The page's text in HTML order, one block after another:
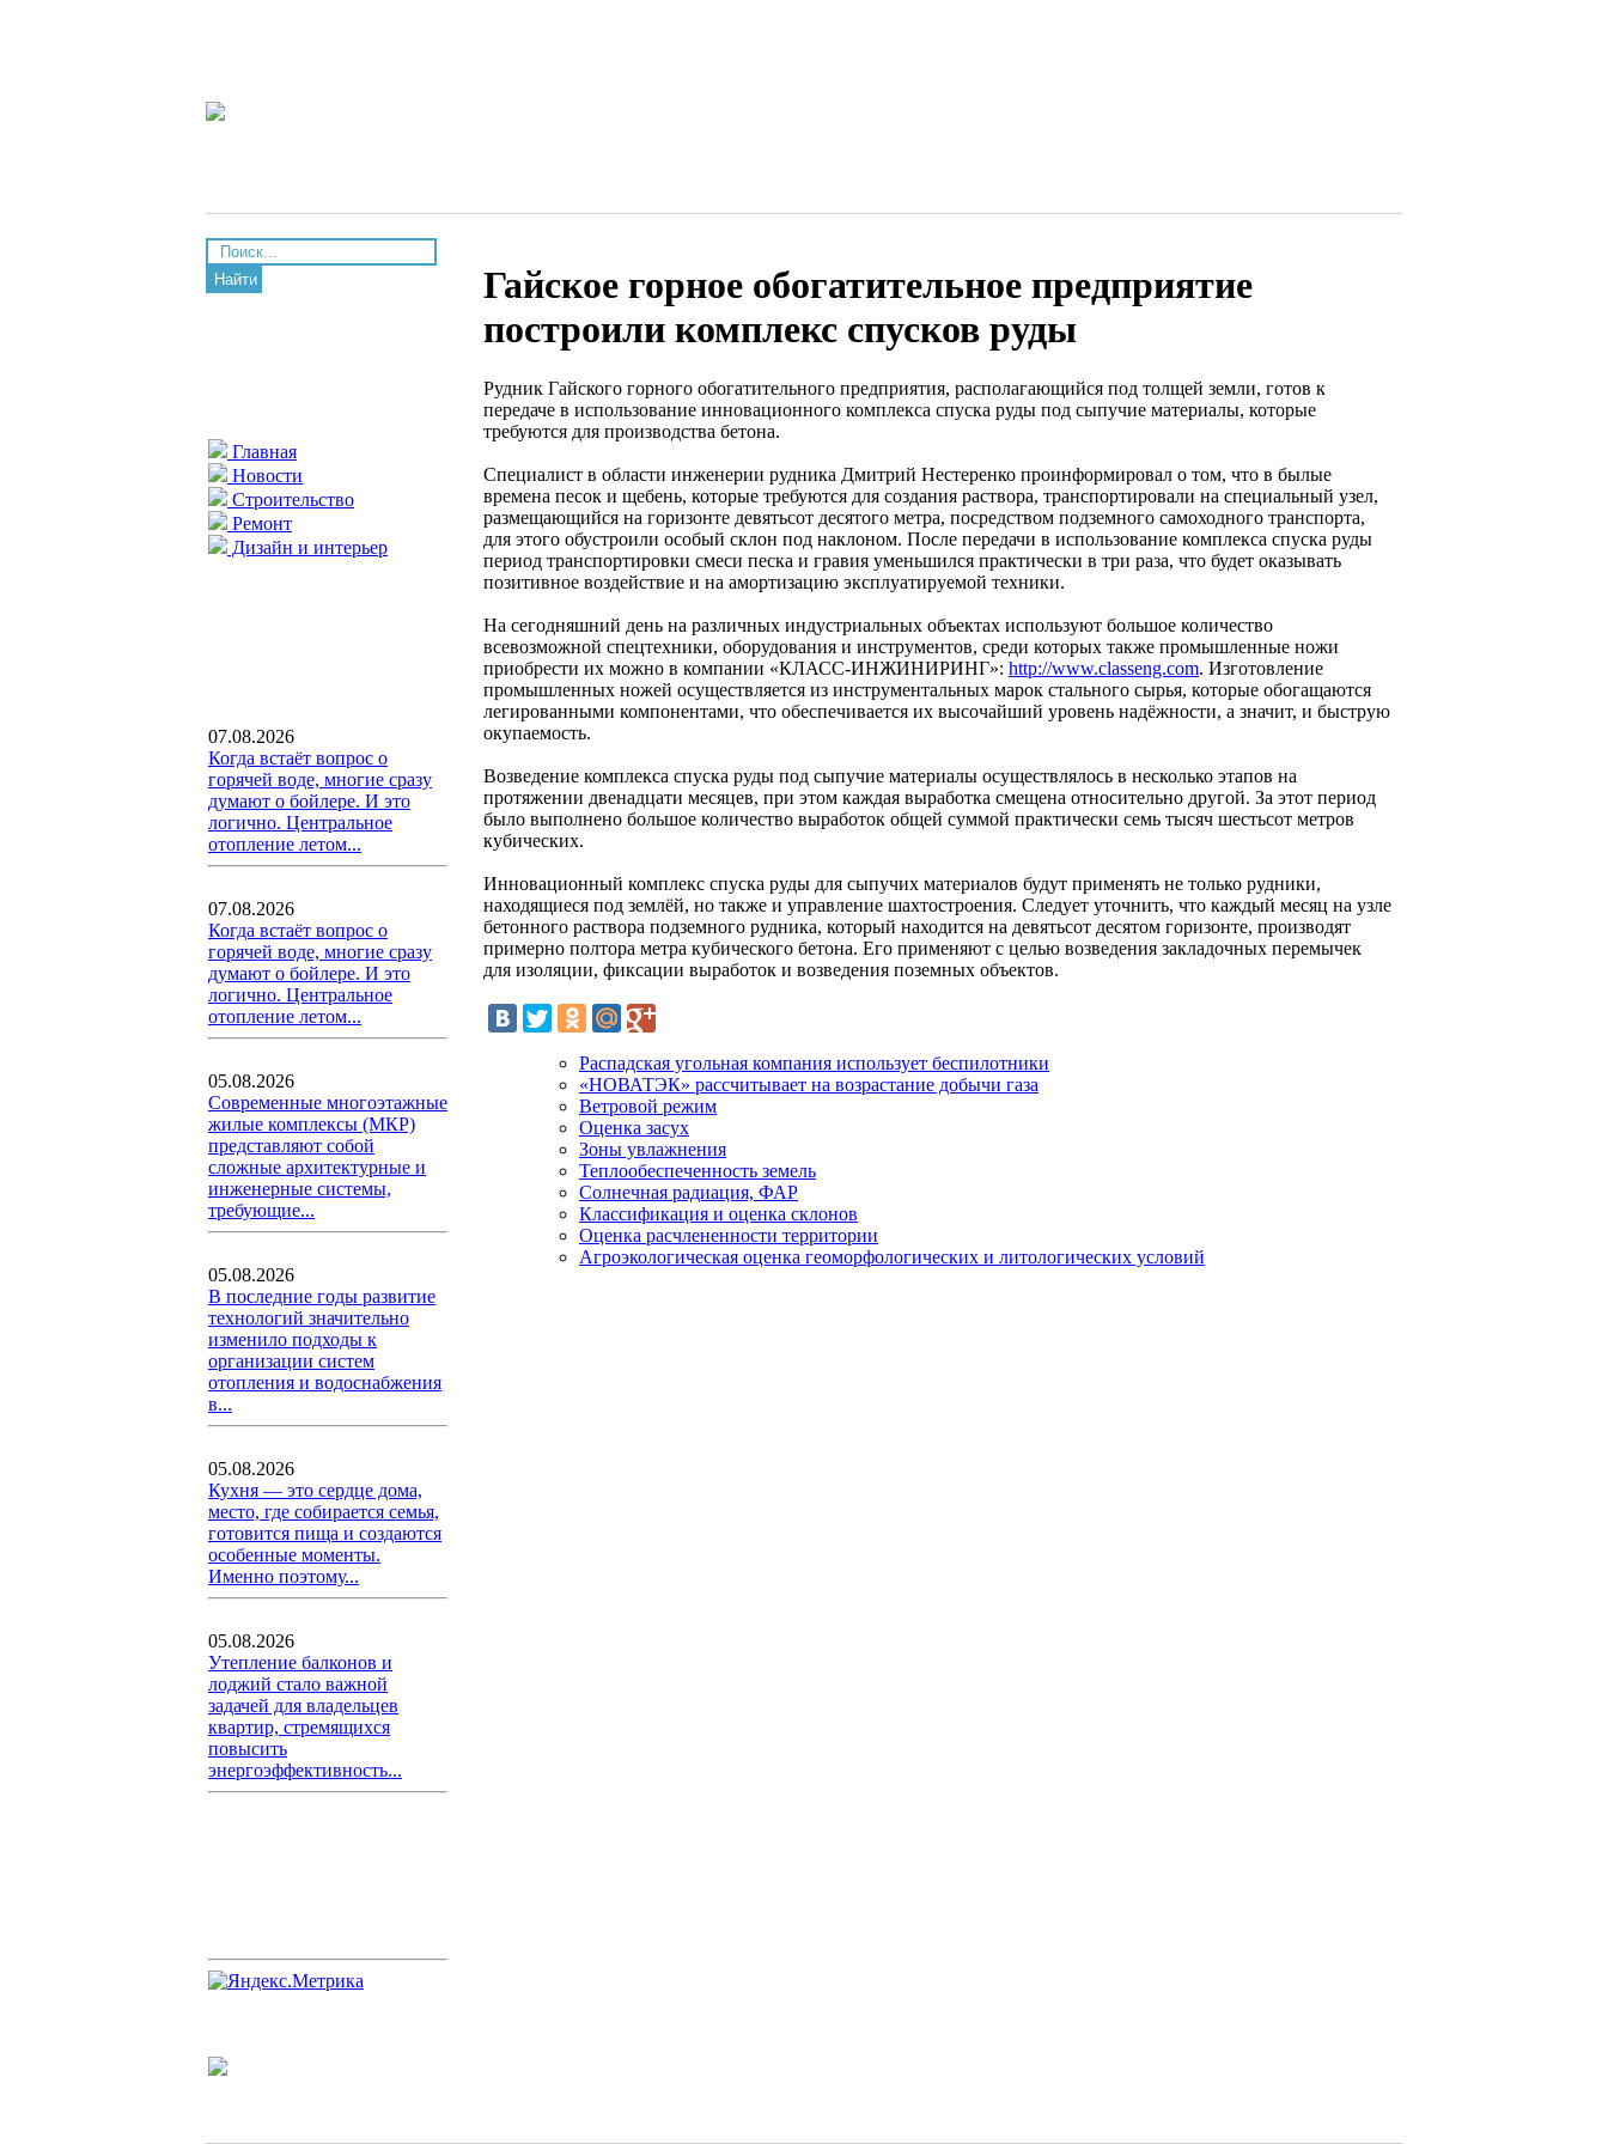
Найти
Главная
Новости
Строительство
Ремонт
Дизайн и интерьер
07.08.2026
Когда встаёт вопрос о
горячей воде, многие сразу
думают о бойлере. И это
логично. Центральное
отопление летом...
07.08.2026
Когда встаёт вопрос о
горячей воде, многие сразу
думают о бойлере. И это
логично. Центральное
отопление летом...
05.08.2026
Современные многоэтажные
жилые комплексы (МКР)
представляют собой
сложные архитектурные и
инженерные системы,
требующие...
05.08.2026
В последние годы развитие
технологий значительно
изменило подходы к
организации систем
отопления и водоснабжения
в...
05.08.2026
Кухня — это сердце дома,
место, где собирается семья,
готовится пища и создаются
особенные моменты.
Именно поэтому...
05.08.2026
Утепление балконов и
лоджий стало важной
задачей для владельцев
квартир, стремящихся
повысить
энергоэффективность...
Гайское горное обогатительное предприятие
построили комплекс спусков руды
Рудник Гайского горного обогатительного предприятия, располагающийся под толщей земли, готов к
передаче в использование инновационного комплекса спуска руды под сыпучие материалы, которые
требуются для производства бетона.
Специалист в области инженерии рудника Дмитрий Нестеренко проинформировал о том, что в былые
времена песок и щебень, которые требуются для создания раствора, транспортировали на специальный узел,
размещающийся на горизонте девятьсот десятого метра, посредством подземного самоходного транспорта,
для этого обустроили особый склон под наклоном. После передачи в использование комплекса спуска руды
период транспортировки смеси песка и гравия уменьшился практически в три раза, что будет оказывать
позитивное воздействие и на амортизацию эксплуатируемой техники.
На сегодняшний день на различных индустриальных объектах используют большое количество
всевозможной спецтехники, оборудования и инструментов, среди которых также промышленные ножи
приобрести их можно в компании «КЛАСС-ИНЖИНИРИНГ»: http://www.classeng.com. Изготовление
промышленных ножей осуществляется из инструментальных марок стального сырья, которые обогащаются
легированными компонентами, что обеспечивается их высочайший уровень надёжности, а значит, и быструю
окупаемость.
Возведение комплекса спуска руды под сыпучие материалы осуществлялось в несколько этапов на
протяжении двенадцати месяцев, при этом каждая выработка смещена относительно другой. За этот период
было выполнено большое количество выработок общей суммой практически семь тысяч шестьсот метров
кубических.
Инновационный комплекс спуска руды для сыпучих материалов будут применять не только рудники,
находящиеся под землёй, но также и управление шахтостроения. Следует уточнить, что каждый месяц на узле
бетонного раствора подземного рудника, который находится на девятьсот десятом горизонте, производят
примерно полтора метра кубического бетона. Его применяют с целью возведения закладочных перемычек
для изоляции, фиксации выработок и возведения поземных объектов.
Распадская угольная компания использует беспилотники
«НОВАТЭК» рассчитывает на возрастание добычи газа
Ветровой режим
Оценка засух
Зоны увлажнения
Теплообеспеченность земель
Солнечная радиация, ФАР
Классификация и оценка склонов
Оценка расчлененности территории
Агроэкологическая оценка геоморфологических и литологических условий